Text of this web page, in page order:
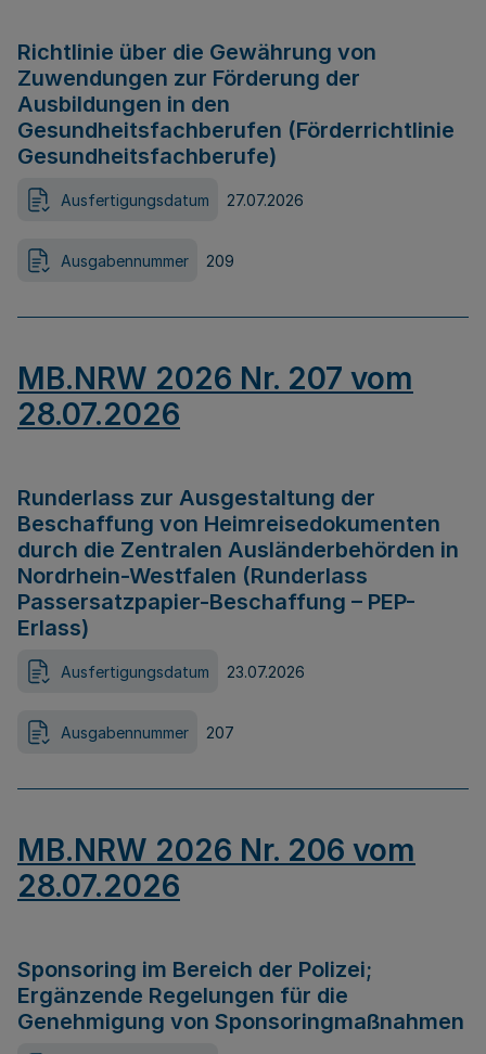
Richtlinie über die Gewährung von
Zuwendungen zur Förderung der
Ausbildungen in den
Gesundheitsfachberufen (Förderrichtlinie
Gesundheitsfachberufe)
Ausfertigungsdatum 27.07.2026
Ausgabennummer 209
MB.NRW 2026 Nr. 207 vom
28.07.2026
Runderlass zur Ausgestaltung der
Beschaffung von Heimreisedokumenten
durch die Zentralen Ausländerbehörden in
Nordrhein-Westfalen (Runderlass
Passersatzpapier-Beschaffung – PEP-
Erlass)
Ausfertigungsdatum 23.07.2026
Ausgabennummer 207
MB.NRW 2026 Nr. 206 vom
28.07.2026
Sponsoring im Bereich der Polizei;
Ergänzende Regelungen für die
Genehmigung von Sponsoringmaßnahmen